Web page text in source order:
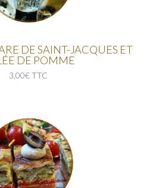
DE SAINT-JACQUES ET
DE POMME
3,00€ TTC